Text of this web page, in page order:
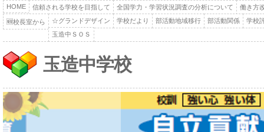
HOME 信頼される学校を目指して 全国学力・学習状況調査の分析について 働き方
🆕校長室から ☆グランドデザイン 学校だより 部活動地域移行 部活動関係
学校
玉造中ＳＯＳ
玉造中学校